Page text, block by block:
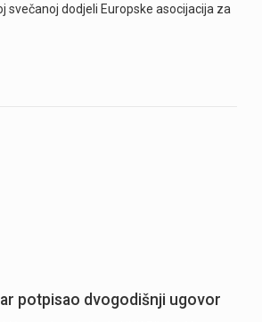
svečanoj dodjeli Europske asocijacija za
potpisao dvogodišnji ugovor